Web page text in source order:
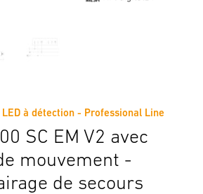
à détection - Professional Line
SC EM V2 avec
mouvement -
de secours